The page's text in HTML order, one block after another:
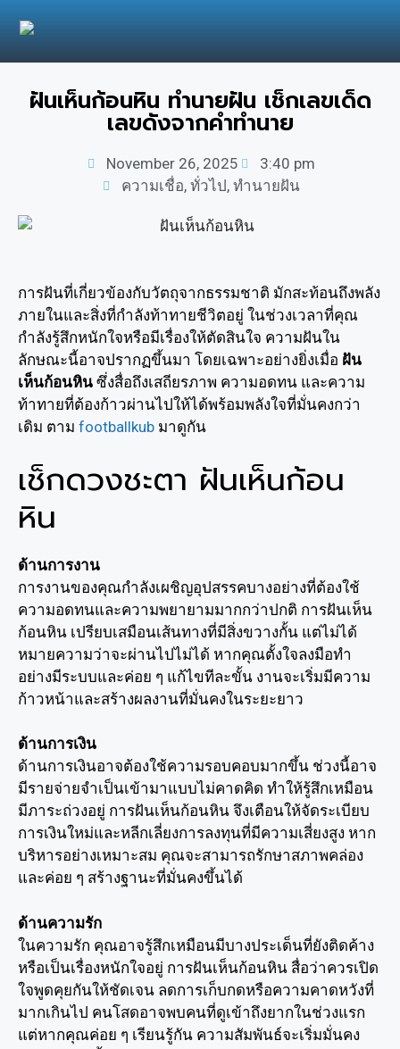
ฝันเห็นก้อนหิน ทำนายฝัน เช็กเลขเด็ด
เลขดังจากคำทำนาย
November 26, 2025
3:40 pm
ความเชื่อ, ทั่วไป, ทำนายฝัน
การฝันที่เกี่ยวข้องกับวัตถุจากธรรมชาติ มักสะท้อนถึงพลัง
ภายในและสิ่งที่กำลังท้าทายชีวิตอยู่ ในช่วงเวลาที่คุณ
กำลังรู้สึกหนักใจหรือมีเรื่องให้ตัดสินใจ ความฝันใน
ลักษณะนี้อาจปรากฏขึ้นมา โดยเฉพาะอย่างยิ่งเมื่อ ฝัน
เห็นก้อนหิน ซึ่งสื่อถึงเสถียรภาพ ความอดทน และความ
ท้าทายที่ต้องก้าวผ่านไปให้ได้พร้อมพลังใจที่มั่นคงกว่า
เดิม ตาม footballkub มาดูกัน
เช็กดวงชะตา ฝันเห็นก้อน
หิน
ด้านการงาน
การงานของคุณกำลังเผชิญอุปสรรคบางอย่างที่ต้องใช้
ความอดทนและความพยายามมากกว่าปกติ การฝันเห็น
ก้อนหิน เปรียบเสมือนเส้นทางที่มีสิ่งขวางกั้น แต่ไม่ได้
หมายความว่าจะผ่านไปไม่ได้ หากคุณตั้งใจลงมือทำ
อย่างมีระบบและค่อย ๆ แก้ไขทีละขั้น งานจะเริ่มมีความ
ก้าวหน้าและสร้างผลงานที่มั่นคงในระยะยาว
ด้านการเงิน
ด้านการเงินอาจต้องใช้ความรอบคอบมากขึ้น ช่วงนี้อาจ
มีรายจ่ายจำเป็นเข้ามาแบบไม่คาดคิด ทำให้รู้สึกเหมือน
มีภาระถ่วงอยู่ การฝันเห็นก้อนหิน จึงเตือนให้จัดระเบียบ
การเงินใหม่และหลีกเลี่ยงการลงทุนที่มีความเสี่ยงสูง หาก
บริหารอย่างเหมาะสม คุณจะสามารถรักษาสภาพคล่อง
และค่อย ๆ สร้างฐานะที่มั่นคงขึ้นได้
ด้านความรัก
ในความรัก คุณอาจรู้สึกเหมือนมีบางประเด็นที่ยังติดค้าง
หรือเป็นเรื่องหนักใจอยู่ การฝันเห็นก้อนหิน สื่อว่าควรเปิด
ใจพูดคุยกันให้ชัดเจน ลดการเก็บกดหรือความคาดหวังที่
มากเกินไป คนโสดอาจพบคนที่ดูเข้าถึงยากในช่วงแรก
แต่หากคุณค่อย ๆ เรียนรู้กัน ความสัมพันธ์จะเริ่มมั่นคง